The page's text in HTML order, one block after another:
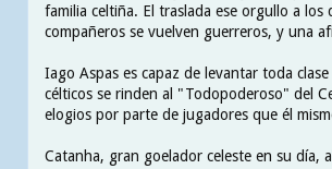
familia celtiña. El traslada ese orgullo a
compañeros se vuelven guerreros, y una
Iago Aspas es capaz de levantar toda
célticos se rinden al "Todopoderoso" del
elogios por parte de jugadores que él
Catanha, gran goelador celeste en su día,